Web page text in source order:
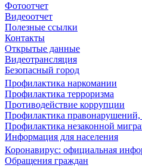
Фотоотчет
Видеоотчет
Полезные ссылки
Контакты
Открытые данные
Видеотрансляция
Безопасный город
Профилактика наркомании
Профилактика терроризма
Противодействие коррупции
Профилактика правонарушений,
Профилактика незаконной
Информация для населения
Коронавирус: официальная
Обращения граждан